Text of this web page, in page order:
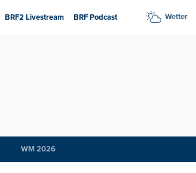
BRF2 Livestream BRF Podcast Wetter
WM 2026